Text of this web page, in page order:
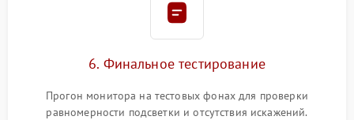
6. Финальное тестирование
Прогон монитора на тестовых фонах для проверки
равномерности подсветки и отсутствия искажений.